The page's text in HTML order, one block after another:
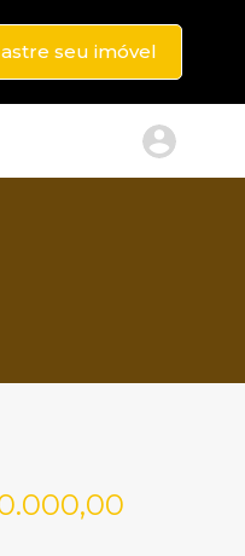
seu imóvel